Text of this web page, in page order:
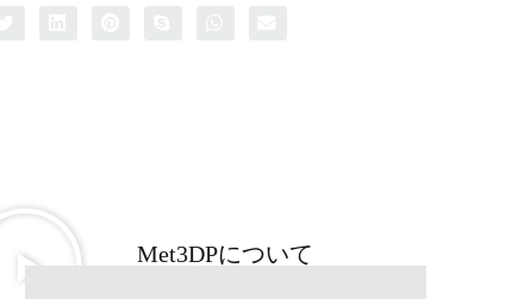
Met3DPについて